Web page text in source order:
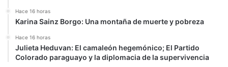
Hace 16 horas
Karina Sainz Borgo: Una montaña de muerte y pobreza
Hace 16 horas
Julieta Heduvan: El camaleón hegemónico; El Partido
Colorado paraguayo y la diplomacia de la supervivencia